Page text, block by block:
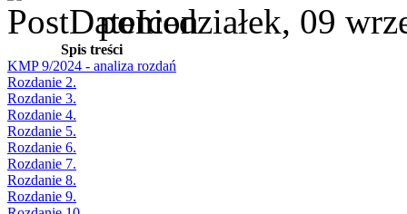
poniedziałek, 09
Spis treści
KMP 9/2024 - analiza rozdań
Rozdanie 2.
Rozdanie 3.
Rozdanie 4.
Rozdanie 5.
Rozdanie 6.
Rozdanie 7.
Rozdanie 8.
Rozdanie 9.